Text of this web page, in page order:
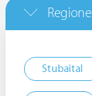
Stubaital